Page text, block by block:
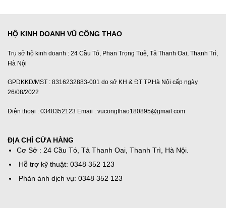
HỘ KINH DOANH VŨ CÔNG THAO
Trụ sở hộ kinh doanh : 24 Cầu Tó, Phan Trọng Tuệ, Tả Thanh Oai, Thanh Trì,
Hà Nội
GPDKKD/MST : 8316232883-001 do sở KH & ĐT TP.Hà Nội cấp ngày
26/08/2022
Điện thoại : 0348352123 Emaii : vucongthao180895@gmail.com
ĐỊA CHỈ CỬA HÀNG
Cơ Sở : 24 Cầu Tó, Tả Thanh Oai, Thanh Trì, Hà Nội.
Hỗ trợ kỹ thuật: 0348 352 123
Phản ánh dịch vụ: 0348 352 123